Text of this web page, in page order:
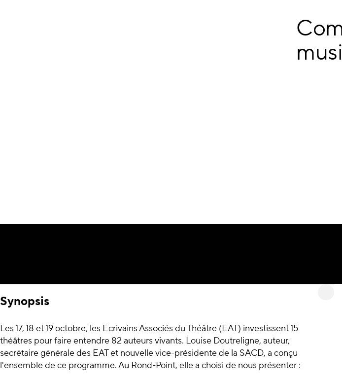
Synopsis
Les 17, 18 et 19 octobre, les Ecrivains Associés du Théâtre (EAT) investissent 15
théâtres pour faire entendre 82 auteurs vivants. Louise Doutreligne, auteur,
secrétaire générale des EAT et nouvelle vice-présidente de la SACD, a conçu
l'ensemble de ce programme. Au Rond-Point, elle a choisi de nous présenter :